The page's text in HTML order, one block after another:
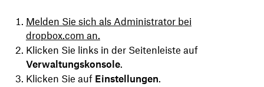
Melden Sie sich als Administrator bei
dropbox.com an.
Klicken Sie links in der Seitenleiste auf
Verwaltungskonsole.
Klicken Sie auf Einstellungen.